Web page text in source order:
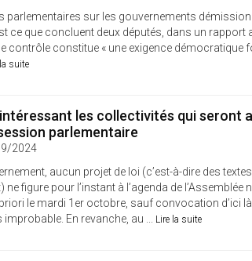
parlementaires sur les gouvernements
ce que concluent deux députés, dans un
contrôle constitue « une exigence démocratique
suite
les collectivités qui seront
parlementaire
2024
aucun projet de loi (c’est-à-dire des
ne figure pour l’instant à l’agenda de l’Assemblée
le mardi 1er octobre, sauf convocation d’ici
En revanche, au ...
Lire la suite